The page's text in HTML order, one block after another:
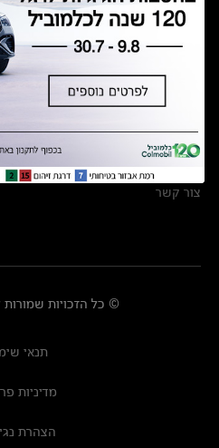
תקנון ימי מכירות 120 לכלמוביל
מצאו אותנו
אולמות תצוגה
מרכזי שירות
צור קשר
© כל הזכויות
תנאי
מדיניות
הצהרת